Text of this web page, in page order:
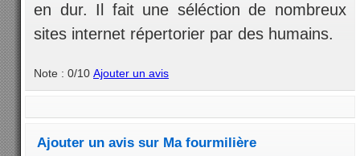
en dur. Il fait une séléction de nombreux
sites internet répertorier par des humains.
Note : 0/10 Ajouter un avis
Ajouter un avis sur Ma fourmilière